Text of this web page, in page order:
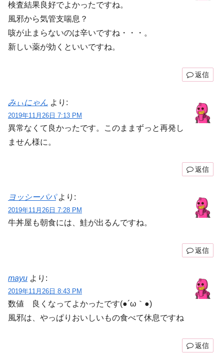
検査結果良好でよかったですね。
風邪から気管支喘息？
咳が止まらないのは辛いですね・・・。
新しい薬が効くといいですね。
返信
みぃにゃん より:
2019年11月26日 7:13 PM
異常なくて良かったです。このままずっと再発し
ません様に。
返信
ヨッシーパパ より:
2019年11月26日 7:28 PM
牛丼屋も朝食には、鮭が出るんですね。
返信
mayu より:
2019年11月26日 8:43 PM
数値 良くなってよかったです(●´ω｀●)
風邪は、やっぱりおいしいもの食べて休息ですね
返信